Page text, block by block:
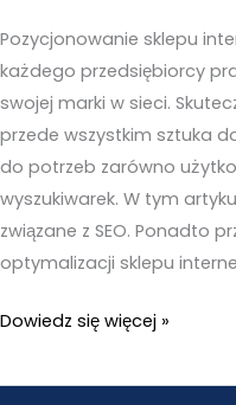
Pozycjonowanie sklepu
każdego przedsiębiorcy
swojej marki w sieci.
przede wszystkim sztuka
do potrzeb zarówno
wyszukiwarek. W tym
związane z SEO. Ponadto
optymalizacji sklepu
Pozycjonowanie
internetowego
Dowiedz się więcej »